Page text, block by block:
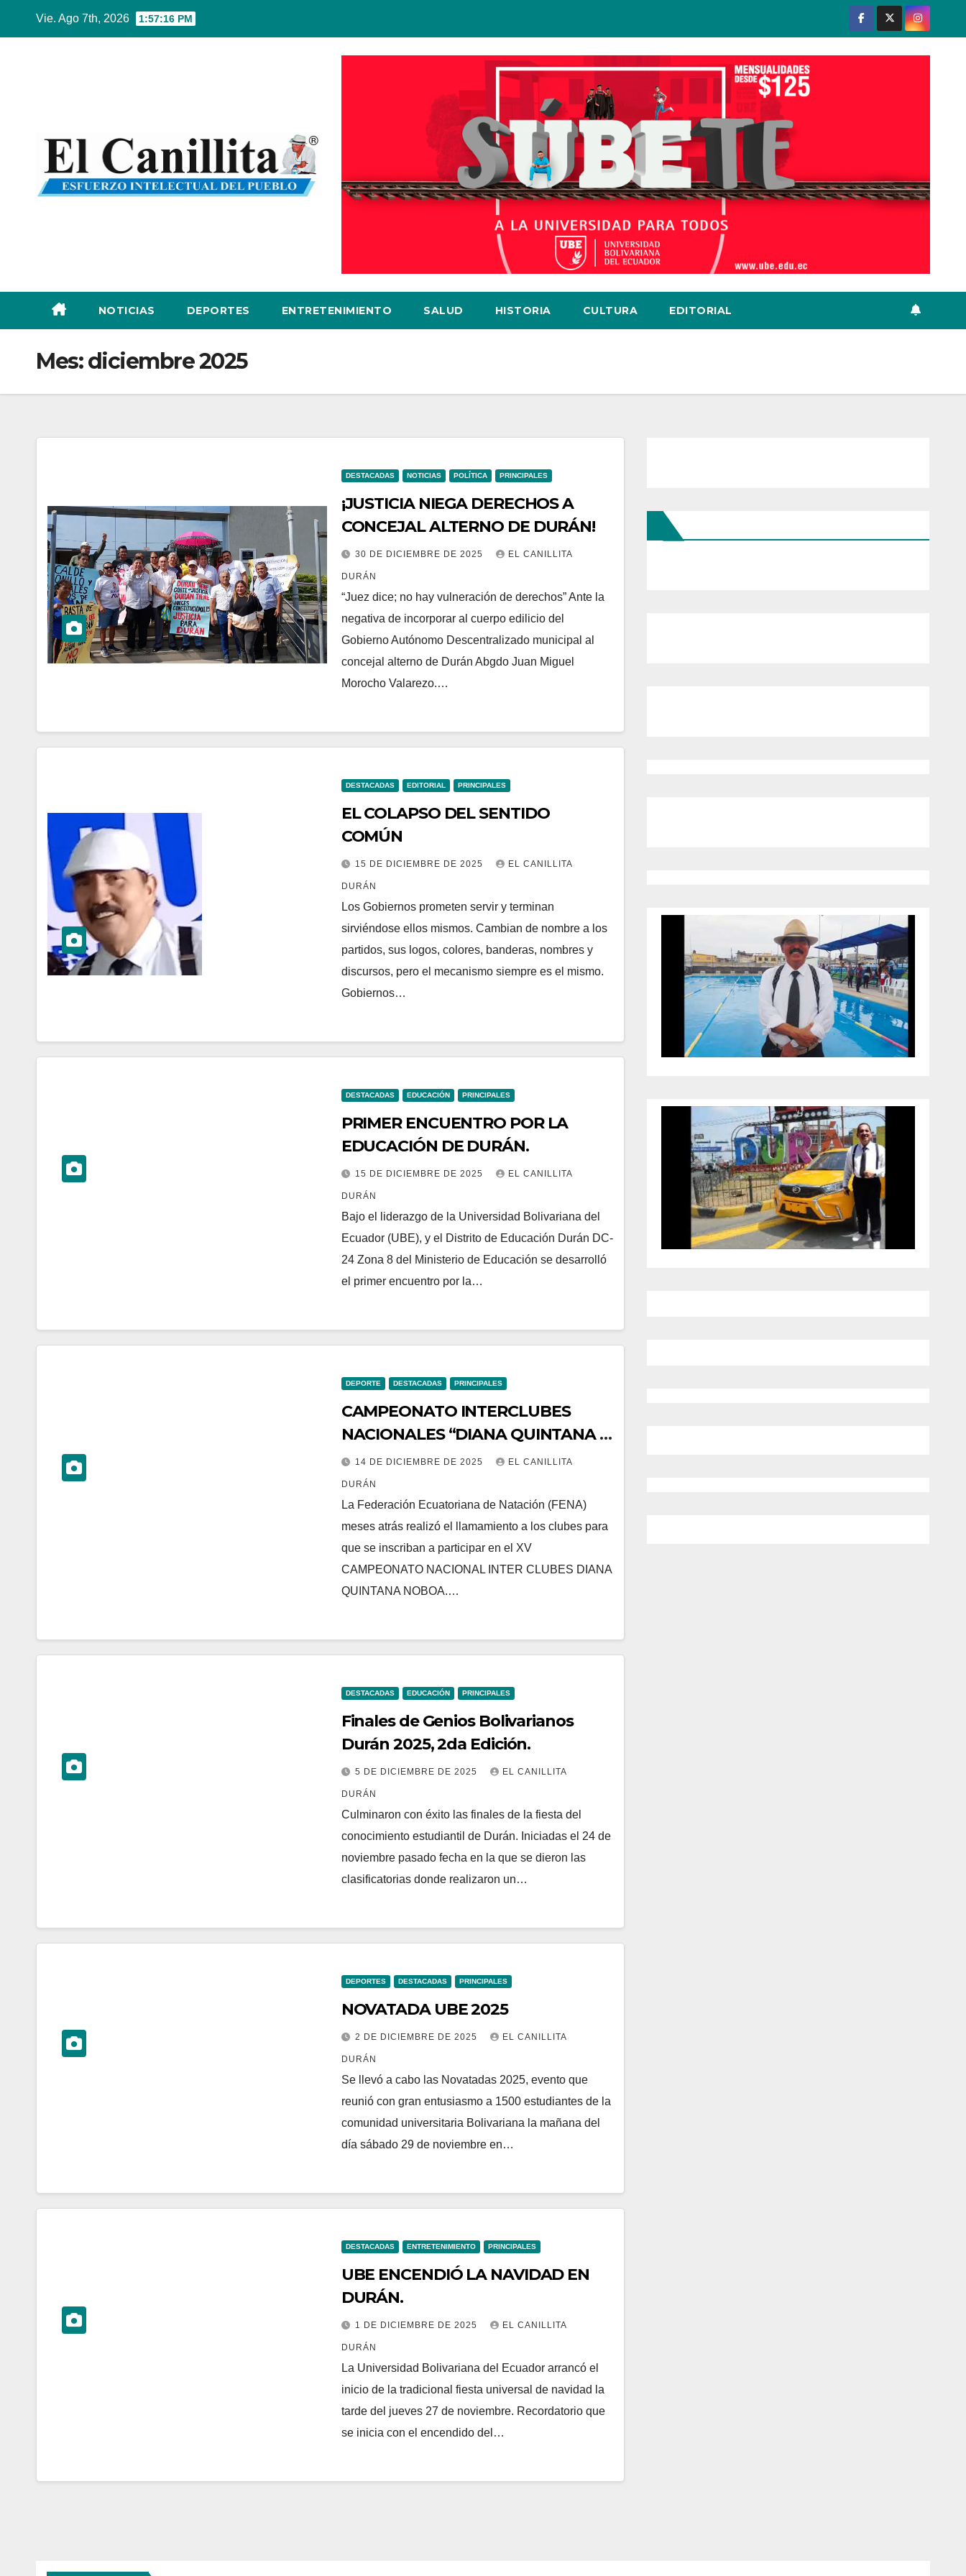
Vie. Ago 7th, 2026 1:57:16 PM
NOTICIAS DEPORTES ENTRETENIMIENTO SALUD HISTORIA CULTURA EDITORIAL
Mes:diciembre 2025
DESTACADAS NOTICIAS POLÍTICA PRINCIPALES
¡JUSTICIA NIEGA DERECHOS A
CONCEJAL ALTERNO DE DURÁN!
30 DE DICIEMBRE DE 2025 EL CANILLITA
DURÁN
“Juez dice; no hay vulneración de derechos” Ante la
negativa de incorporar al cuerpo edilicio del
Gobierno Autónomo Descentralizado municipal al
concejal alterno de Durán Abgdo Juan Miguel
Morocho Valarezo.…
DESTACADAS EDITORIAL PRINCIPALES
EL COLAPSO DEL SENTIDO
COMÚN
15 DE DICIEMBRE DE 2025 EL CANILLITA
DURÁN
Los Gobiernos prometen servir y terminan
sirviéndose ellos mismos. Cambian de nombre a los
partidos, sus logos, colores, banderas, nombres y
discursos, pero el mecanismo siempre es el mismo.
Gobiernos…
DESTACADAS EDUCACIÓN PRINCIPALES
PRIMER ENCUENTRO POR LA
EDUCACIÓN DE DURÁN.
15 DE DICIEMBRE DE 2025 EL CANILLITA
DURÁN
Bajo el liderazgo de la Universidad Bolivariana del
Ecuador (UBE), y el Distrito de Educación Durán DC-
24 Zona 8 del Ministerio de Educación se desarrolló
el primer encuentro por la…
DEPORTE DESTACADAS PRINCIPALES
CAMPEONATO INTERCLUBES
NACIONALES “DIANA QUINTANA Y
ESTEBAN SACHS”
14 DE DICIEMBRE DE 2025 EL CANILLITA
DURÁN
La Federación Ecuatoriana de Natación (FENA)
meses atrás realizó el llamamiento a los clubes para
que se inscriban a participar en el XV
CAMPEONATO NACIONAL INTER CLUBES DIANA
QUINTANA NOBOA.…
DESTACADAS EDUCACIÓN PRINCIPALES
Finales de Genios Bolivarianos
Durán 2025, 2da Edición.
5 DE DICIEMBRE DE 2025 EL CANILLITA
DURÁN
Culminaron con éxito las finales de la fiesta del
conocimiento estudiantil de Durán. Iniciadas el 24 de
noviembre pasado fecha en la que se dieron las
clasificatorias donde realizaron un…
DEPORTES DESTACADAS PRINCIPALES
NOVATADA UBE 2025
2 DE DICIEMBRE DE 2025 EL CANILLITA
DURÁN
Se llevó a cabo las Novatadas 2025, evento que
reunió con gran entusiasmo a 1500 estudiantes de la
comunidad universitaria Bolivariana la mañana del
día sábado 29 de noviembre en…
DESTACADAS ENTRETENIMIENTO PRINCIPALES
UBE ENCENDIÓ LA NAVIDAD EN
DURÁN.
1 DE DICIEMBRE DE 2025 EL CANILLITA
DURÁN
La Universidad Bolivariana del Ecuador arrancó el
inicio de la tradicional fiesta universal de navidad la
tarde del jueves 27 de noviembre. Recordatorio que
se inicia con el encendido del…